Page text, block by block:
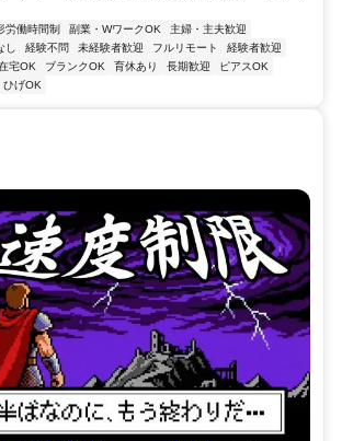
労働時間制 副業・WワークOK
主婦・主夫歓迎
経験不問 未経験者歓迎 フルリモート
経験者歓迎
宅OK ブランクOK 育休あり 長期歓迎
ピアスOK
ひげOK